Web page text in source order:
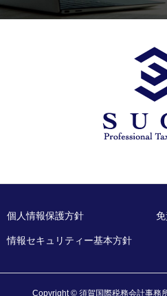
個人情報保護方針
情報セキュリティー基本方針
Copyright © 須賀国際税務会計事務